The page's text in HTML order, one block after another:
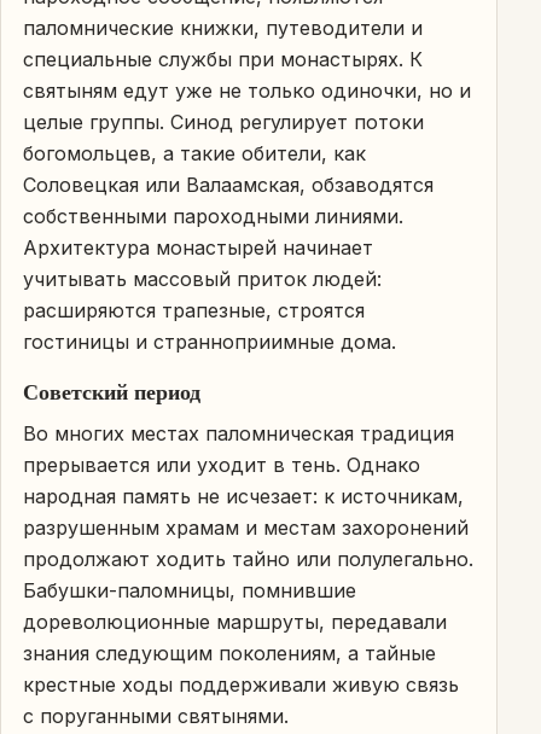
паломнические книжки, путеводители и
специальные службы при монастырях. К
святыням едут уже не только одиночки, но и
целые группы. Синод регулирует потоки
богомольцев, а такие обители, как
Соловецкая или Валаамская, обзаводятся
собственными пароходными линиями.
Архитектура монастырей начинает
учитывать массовый приток людей:
расширяются трапезные, строятся
гостиницы и странноприимные дома.
Советский период
Во многих местах паломническая традиция
прерывается или уходит в тень. Однако
народная память не исчезает: к источникам,
разрушенным храмам и местам захоронений
продолжают ходить тайно или полулегально.
Бабушки-паломницы, помнившие
дореволюционные маршруты, передавали
знания следующим поколениям, а тайные
крестные ходы поддерживали живую связь
с поруганными святынями.